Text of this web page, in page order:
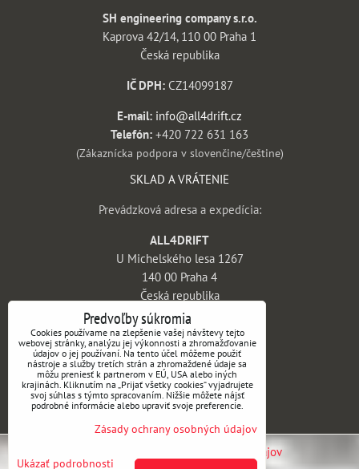
SH engineering company s.r.o.
Kaprova 42/14, 110 00 Praha 1
Česká republika
IČ DPH:CZ14099187
E-mail: info@all4drift.cz
Telefón: +420 722 631 163
(Zákaznícka podpora v slovenčine/češtine)
SKLAD A VRÁTENIE
Prevádzková adresa a expedícia:
ALL4DRIFT
U Michelského lesa 1267
140 00 Praha 4
Česká republika
INFORMÁCIE
Obchodné podmienky
Vrátenie tovaru a reklamácie
Doprava a platba
Kontakt
Zásady ochrany osobných údajov
Predvoľby súkromia
Cookies používame na zlepšenie vašej návštevy tejto
webovej stránky, analýzu jej výkonnosti a zhromažďovanie
údajov o jej používaní. Na tento účel môžeme použiť
nástroje a služby tretích strán a zhromaždené údaje sa
môžu preniesť k partnerom v EÚ, USA alebo iných
krajinách. Kliknutím na „Prijať všetky cookies“ vyjadrujete
svoj súhlas s týmto spracovaním. Nižšie môžete nájsť
podrobné informácie alebo upraviť svoje preferencie.
Zásady ochrany osobných údajov
Ukázať podrobnosti